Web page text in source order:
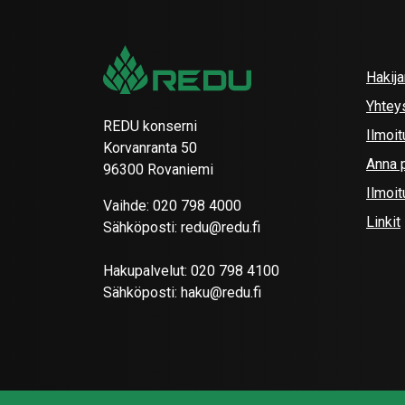
REDU konserni
Korvanranta 50
96300 Rovaniemi
Vaihde: 020 798 4000
Sähköposti: redu@redu.fi
Hakupalvelut: 020 798 4100
Sähköposti: haku@redu.fi
Anna
Linkit